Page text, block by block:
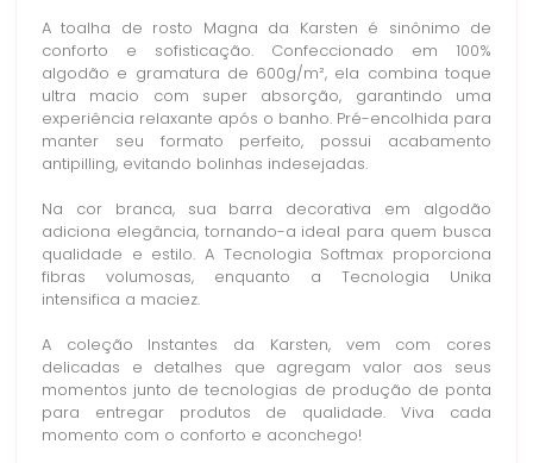
A toalha de rosto Magna da Karsten é sinônimo de
conforto e sofisticação. Confeccionado em 100%
algodão e gramatura de 600g/m², ela combina toque
ultra macio com super absorção, garantindo uma
experiência relaxante após o banho. Pré-encolhida para
manter seu formato perfeito, possui acabamento
antipilling, evitando bolinhas indesejadas.
Na cor branca, sua barra decorativa em algodão
adiciona elegância, tornando-a ideal para quem busca
qualidade e estilo. A Tecnologia Softmax proporciona
fibras volumosas, enquanto a Tecnologia Unika
intensifica a maciez.
A coleção Instantes da Karsten, vem com cores
delicadas e detalhes que agregam valor aos seus
momentos junto de tecnologias de produção de ponta
para entregar produtos de qualidade. Viva cada
momento com o conforto e aconchego!